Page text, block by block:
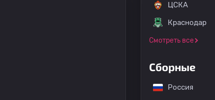
ЦСКА
Краснодар
Смотреть все
Сборные
Россия